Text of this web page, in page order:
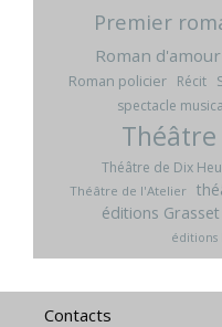
Premier
Roman d'amour
Roman policier Récit
spectacle
Théâtre
Théâtre de Dix
Théâtre de l'Atelier
éditions Grasset
éditions
Contacts